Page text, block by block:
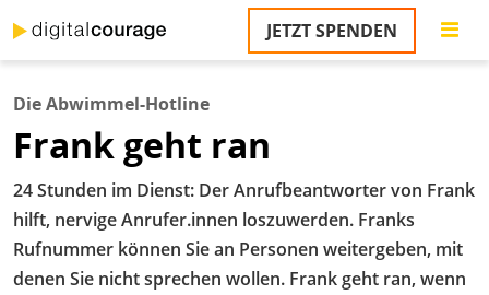
zum
Inhalt
JETZT SPENDEN
Die Abwimmel-Hotline
Frank geht ran
24 Stunden im Dienst: Der Anrufbeantworter von Frank
hilft, nervige Anrufer.innen loszuwerden. Franks
Rufnummer können Sie an Personen weitergeben, mit
denen Sie nicht sprechen wollen. Frank geht ran, wenn